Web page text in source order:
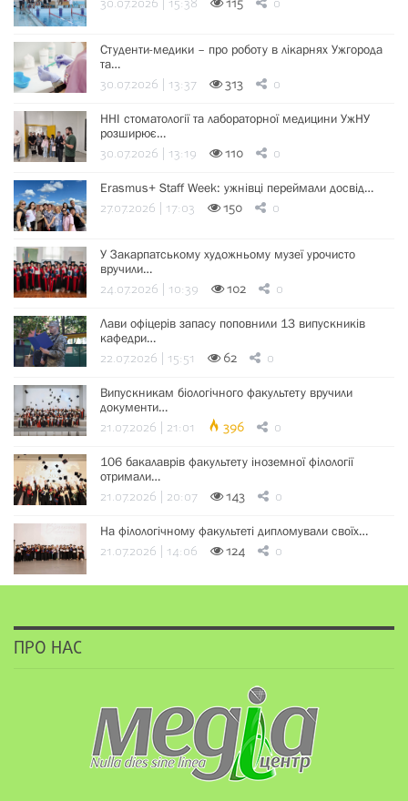
Студенти-медики – про роботу в лікарнях Ужгорода
та…
30.07.2026 | 13:37 313 0
ННІ стоматології та лабораторної медицини УжНУ
розширює…
30.07.2026 | 13:19 110 0
Erasmus+ Staff Week: ужнівці переймали досвід…
27.07.2026 | 17:03 150 0
У Закарпатському художньому музеї урочисто
вручили…
24.07.2026 | 10:39 102 0
Лави офіцерів запасу поповнили 13 випускників
кафедри…
22.07.2026 | 15:51 62 0
Випускникам біологічного факультету вручили
документи…
21.07.2026 | 21:01 396 0
106 бакалаврів факультету іноземної філології
отримали…
21.07.2026 | 20:07 143 0
На філологічному факультеті дипломували своїх…
21.07.2026 | 14:06 124 0
ПРО НАС